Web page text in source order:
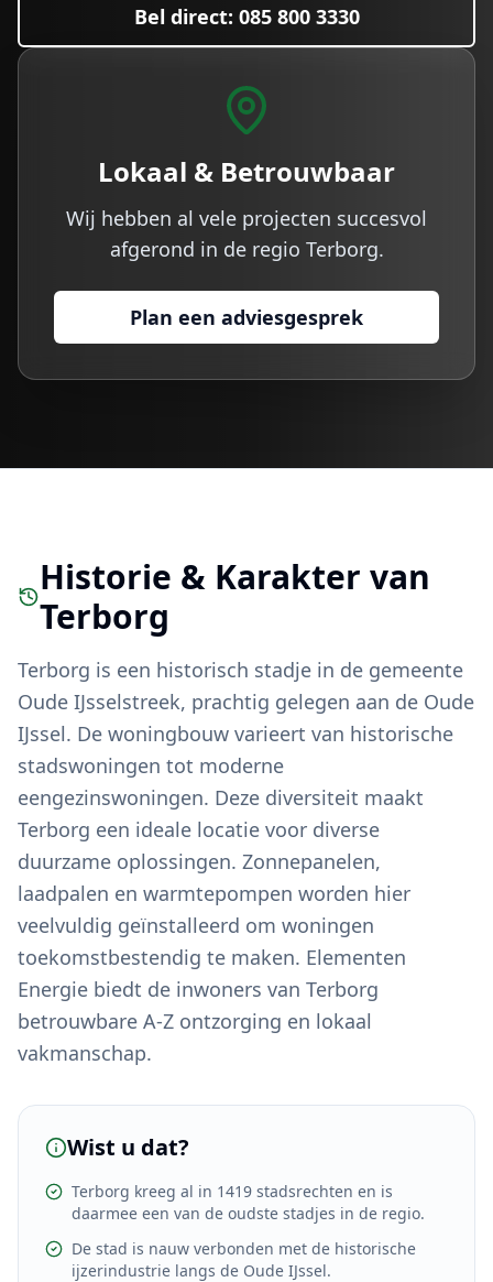
Bel direct: 085 800 3330
Lokaal & Betrouwbaar
Wij hebben al vele projecten succesvol
afgerond in de regio Terborg.
Plan een adviesgesprek
Historie & Karakter van
Terborg
Terborg is een historisch stadje in de gemeente
Oude IJsselstreek, prachtig gelegen aan de Oude
IJssel. De woningbouw varieert van historische
stadswoningen tot moderne
eengezinswoningen. Deze diversiteit maakt
Terborg een ideale locatie voor diverse
duurzame oplossingen. Zonnepanelen,
laadpalen en warmtepompen worden hier
veelvuldig geïnstalleerd om woningen
toekomstbestendig te maken. Elementen
Energie biedt de inwoners van Terborg
betrouwbare A-Z ontzorging en lokaal
vakmanschap.
Wist u dat?
Terborg kreeg al in 1419 stadsrechten en is
daarmee een van de oudste stadjes in de regio.
De stad is nauw verbonden met de historische
ijzerindustrie langs de Oude IJssel.